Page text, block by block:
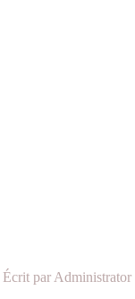
Écrit par Administrator